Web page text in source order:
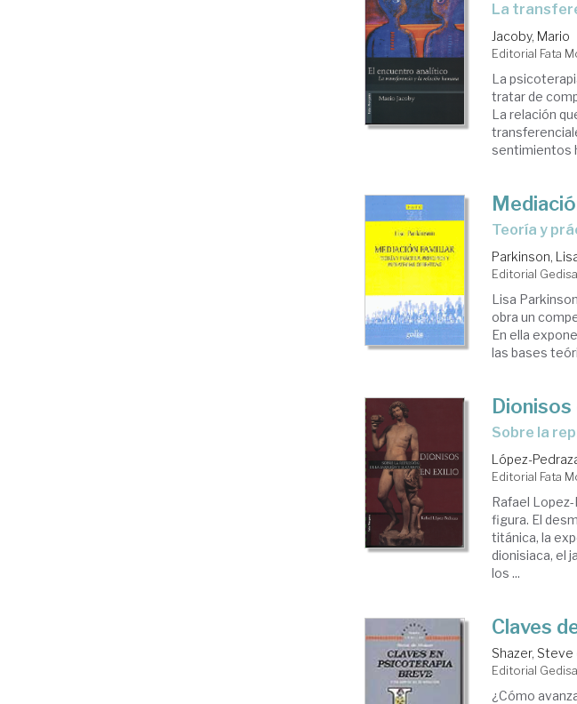
la
Jacoby, Mario
Editorial Fata
La
tratar de
La relación
sentimientos
teoría y
Parkinson,
Editorial
Lisa
obra un
En ella
las bases
Dionisos
sobre la
López-
Editorial Fata
Rafael
figura. El
titánica, la
dionisiaca, el
los ...
Claves
Shazer, Steve
Editorial
¿Cómo